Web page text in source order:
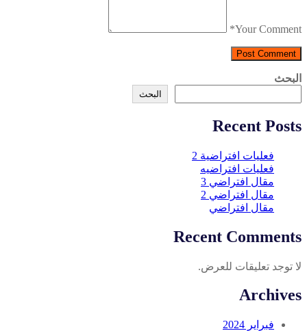
Your Comment
*
Post Comment
البحث
البحث
Recent Posts
فعليات افتراضية 2
فعليات افتراضيه
مقال افتراضي 3
مقال افتراضي 2
مقال افتراضي
Recent Comments
لا توجد تعليقات للعرض.
Archives
فبراير 2024